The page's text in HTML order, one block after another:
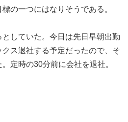
の一つにはなりそうである。
していた。今日は先日早朝出勤
ス退社する予定だったので、そ
定時の30分前に会社を退社。